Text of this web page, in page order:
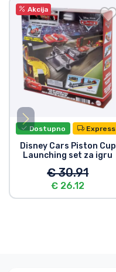
Akcija
Dostupno Express
Disney Cars Piston Cup
Launching set za igru
€ 30.91
€ 26.12